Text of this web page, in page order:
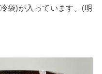
袋)が入っています。(明